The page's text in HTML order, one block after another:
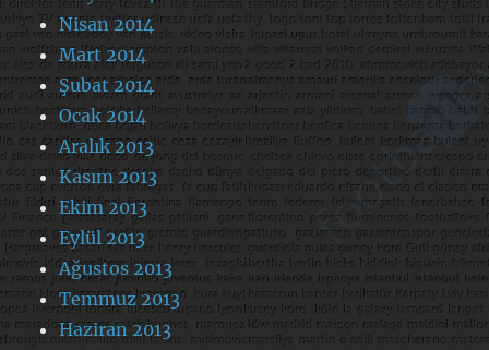
Nisan 2014
Mart 2014
Şubat 2014
Ocak 2014
Aralık 2013
Kasım 2013
Ekim 2013
Eylül 2013
Ağustos 2013
Temmuz 2013
Haziran 2013